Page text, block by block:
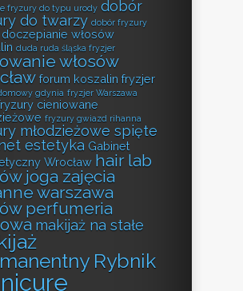
fryzury do typu urody dobór
do twarzy dobór fryzury
doczepianie włosów
duda ruda śląska fryzjer
włosów
forum koszalin fryzjer
gdynia fryzjer Warszawa
cieniowane
fryzury gwiazd rihanna
młodzieżowe spięte
estetyka Gabinet
Wrocław hair lab
joga zajęcia
warszawa
perfumeria
makijaż na stałe
Rybnik